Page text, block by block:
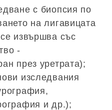
с биопсия по
на лигавицата
извършва със
-
през уретрата);
изследвания
и др.);